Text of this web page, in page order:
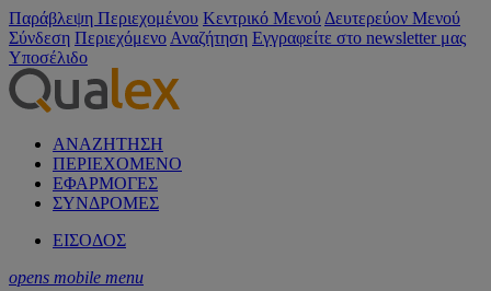
Παράβλεψη Περιεχομένου Κεντρικό Μενού Δευτερεύον Μενού
Σύνδεση Περιεχόμενο Αναζήτηση Εγγραφείτε στο newsletter μας
Υποσέλιδο
ΑΝΑΖΗΤΗΣΗ
ΠΕΡΙΕΧΟΜΕΝΟ
ΕΦΑΡΜΟΓΕΣ
ΣΥΝΔΡΟΜΕΣ
ΕΙΣΟΔΟΣ
opens mobile menu